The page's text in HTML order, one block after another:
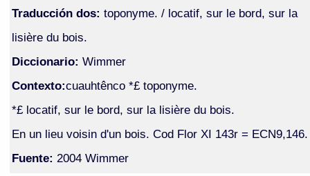
Traducción dos: toponyme. / locatif, sur le bord, sur la
lisière du bois.
Diccionario: Wimmer
Contexto:cuauhtênco *£ toponyme.
*£ locatif, sur le bord, sur la lisière du bois.
En un lieu voisin d'un bois. Cod Flor XI 143r = ECN9,146.
Fuente: 2004 Wimmer